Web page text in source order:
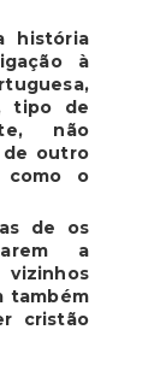
história
à
tipo de
não
de outro
como o
de os
a
também
cristão